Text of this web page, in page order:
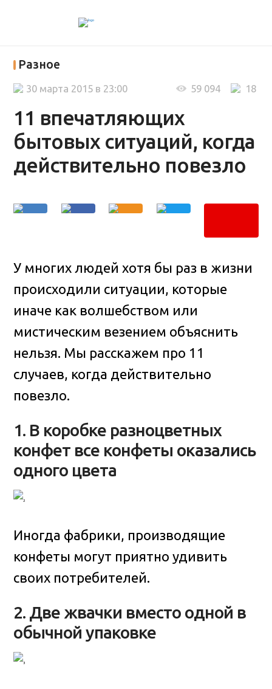
Разное
11 впечатляющих
бытовых ситуаций, когда
действительно повезло
18
59 094
30 марта 2015 в 23:00
У многих людей хотя бы раз в жизни
происходили ситуации, которые
иначе как волшебством или
мистическим везением объяснить
нельзя. Мы расскажем про 11
случаев, когда действительно
повезло.
1. В коробке разноцветных
конфет все конфеты оказались
одного цвета
Иногда фабрики, производящие
конфеты могут приятно удивить
своих потребителей.
2. Две жвачки вместо одной в
обычной упаковке